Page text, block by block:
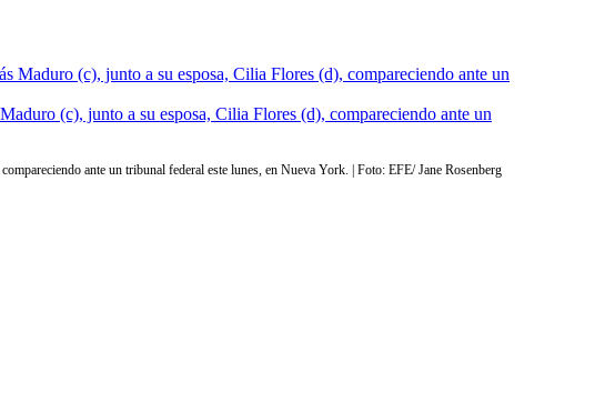
(c), junto a su esposa, Cilia Flores (d), compareciendo ante un
ante un tribunal federal este lunes, en Nueva York. | Foto: EFE/ Jane Rosenberg